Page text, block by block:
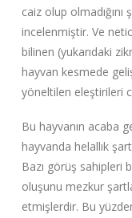
caiz olup olmadığını
incelenmiştir. Ve
bilinen (yukarıdaki
hayvan kesmede
yöneltilen eleştirileri
Bu hayvanın acaba
hayvanda helallık
Bazı görüş sahipleri
oluşunu mezkur
etmişlerdir. Bu